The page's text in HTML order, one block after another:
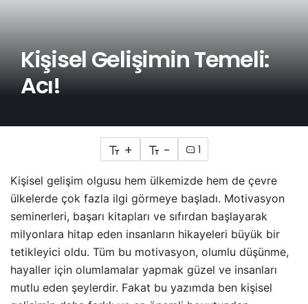
Kişisel Gelişimin Temeli:
Acı!
+ - 1
Kişisel gelişim olgusu hem ülkemizde hem de çevre
ülkelerde çok fazla ilgi görmeye başladı. Motivasyon
seminerleri, başarı kitapları ve sıfırdan başlayarak
milyonlara hitap eden insanların hikayeleri büyük bir
tetikleyici oldu. Tüm bu motivasyon, olumlu düşünme,
hayaller için olumlamalar yapmak güzel ve insanları
mutlu eden şeylerdir. Fakat bu yazımda ben kişisel